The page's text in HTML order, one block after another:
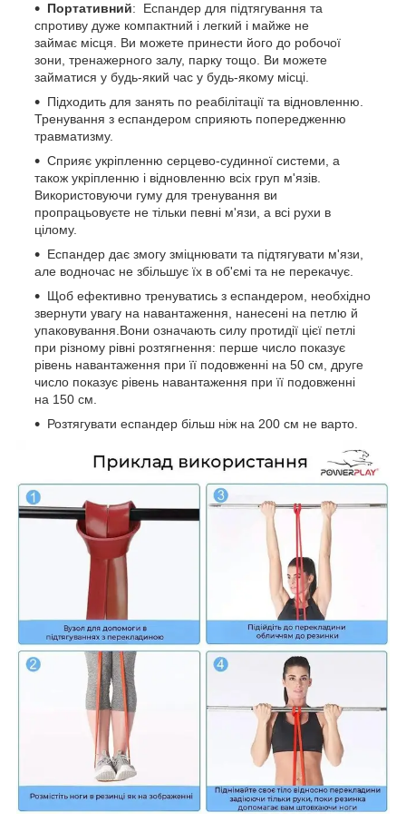
Портативний: Еспандер для підтягування та
спротиву дуже компактний і легкий і майже не
займає місця. Ви можете принести його до робочої
зони, тренажерного залу, парку тощо. Ви можете
займатися у будь-який час у будь-якому місці.
Підходить для занять по реабілітації та відновленню.
Тренування з еспандером сприяють попередженню
травматизму.
Сприяє укріпленню серцево-судинної системи, а
також укріпленню і відновленню всіх груп м'язів.
Використовуючи гуму для тренування ви
пропрацьовуєте не тільки певні м'язи, а всі рухи в
цілому.
Еспандер дає змогу зміцнювати та підтягувати м'язи,
але водночас не збільшує їх в об'ємі та не перекачує.
Щоб ефективно тренуватись з еспандером, необхідно
звернути увагу на навантаження, нанесені на петлю й
упаковування.Вони означають силу протидії цієї петлі
при різному рівні розтягнення: перше число показує
рівень навантаження при її подовженні на 50 см, друге
число показує рівень навантаження при її подовженні
на 150 см.
Розтягувати еспандер більш ніж на 200 см не варто.